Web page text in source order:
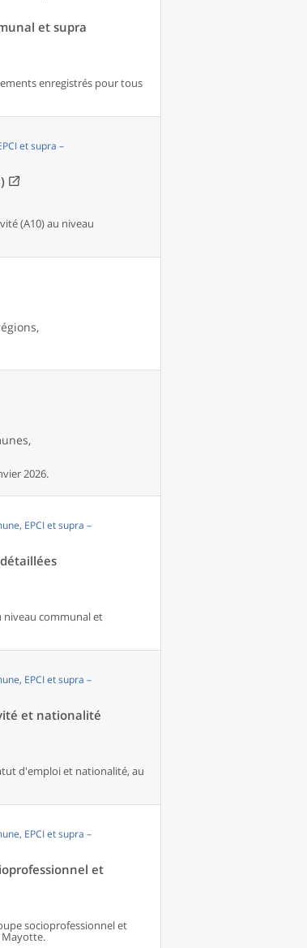
et supra
enregistrés pour tous
et supra –
(A10) au niveau
2026.
EPCI et supra –
niveau communal et
EPCI et supra –
et nationalité
d'emploi et nationalité, au
EPCI et supra –
et
socioprofessionnel et
Mayotte.